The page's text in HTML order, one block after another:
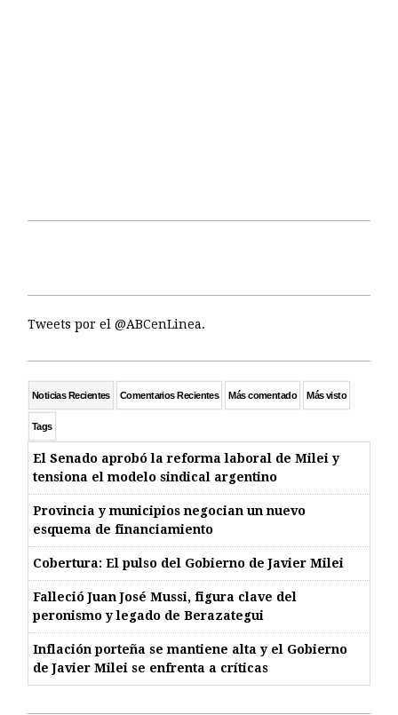
Tweets por el @ABCenLinea.
Noticias Recientes Comentarios Recientes Más comentado Más visto
Tags
El Senado aprobó la reforma laboral de Milei y
tensiona el modelo sindical argentino
Provincia y municipios negocian un nuevo
esquema de financiamiento
Cobertura: El pulso del Gobierno de Javier Milei
Falleció Juan José Mussi, figura clave del
peronismo y legado de Berazategui
Inflación porteña se mantiene alta y el Gobierno
de Javier Milei se enfrenta a críticas